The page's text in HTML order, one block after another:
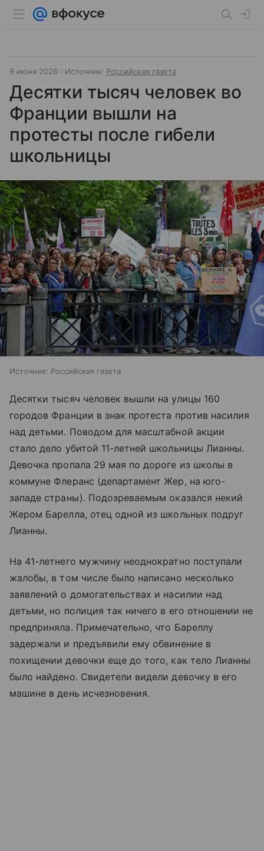
9 июня 2026 Источник: Российская газета
Десятки тысяч человек во
Франции вышли на
протесты после гибели
школьницы
Источник: Российская газета
Десятки тысяч человек вышли на улицы 160
городов Франции в знак протеста против насилия
над детьми. Поводом для масштабной акции
стало дело убитой 11-летней школьницы Лианны.
Девочка пропала 29 мая по дороге из школы в
коммуне Флеранс (департамент Жер, на юго-
западе страны). Подозреваемым оказался некий
Жером Барелла, отец одной из школьных подруг
Лианны.
На 41-летнего мужчину неоднократно поступали
жалобы, в том числе было написано несколько
заявлений о домогательствах и насилии над
детьми, но полиция так ничего в его отношении не
предприняла. Примечательно, что Бареллу
задержали и предъявили ему обвинение в
похищении девочки еще до того, как тело Лианны
было найдено. Свидетели видели девочку в его
машине в день исчезновения.